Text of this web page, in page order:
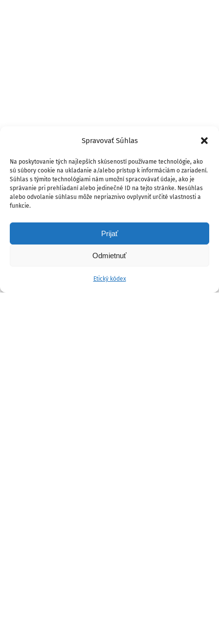
Spravovať Súhlas
Na poskytovanie tých najlepších skúseností používame technológie, ako
sú súbory cookie na ukladanie a/alebo prístup k informáciám o zariadení.
Súhlas s týmito technológiami nám umožní spracovávať údaje, ako je
správanie pri prehliadaní alebo jedinečné ID na tejto stránke. Nesúhlas
alebo odvolanie súhlasu môže nepriaznivo ovplyvniť určité vlastnosti a
funkcie.
Prijať
Odmietnuť
Etický kódex